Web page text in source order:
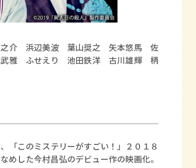
隆之介 浜辺美波 葉山奨之 矢本悠馬 佐
雅 ふせえり 池田鉄洋 古川雄輝 柄
「このミステリーがすごい！」２０１８
めした今村昌弘のデビュー作の映画化。
賞金稼ぎスリーサム！ 二重拘束の…